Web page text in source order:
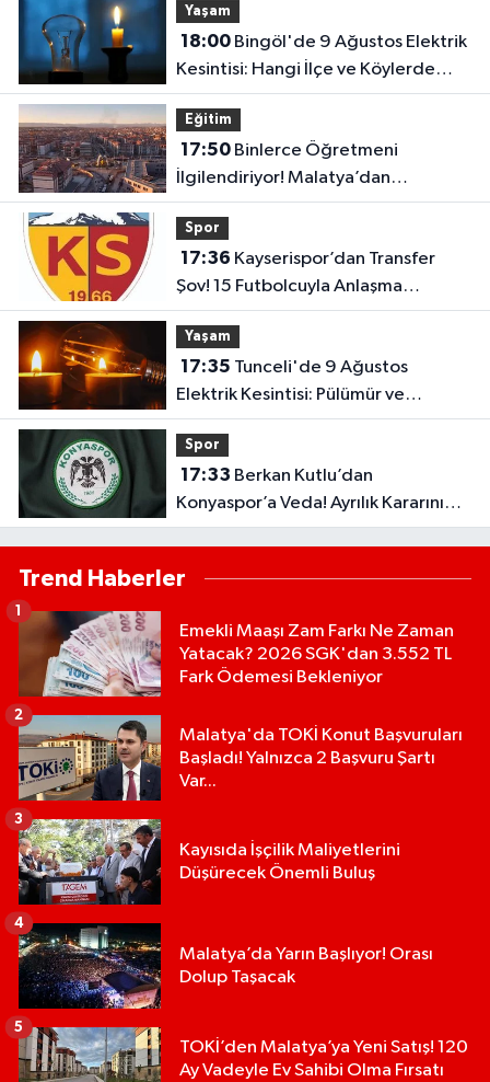
Yaşam
18:00Bingöl'de 9 Ağustos Elektrik
Kesintisi: Hangi İlçe ve Köylerde
Elektrikler Kesilecek?
Eğitim
17:50Binlerce Öğretmeni
İlgilendiriyor! Malatya’dan
Bakanlığa “İl Emri” Çağrısı
Spor
17:36
Şov! 15 Futbolcuyla Anlaşma
Sağlandı
Yaşam
17:35
Elektrik Kesintisi: Pülümür ve
Çemişgezek'te Çok Sayıda Yerleşim
Etkilenecek
Spor
17:33
Konyaspor’a Veda! Ayrılık Kararını
Duyurdu
Trend Haberler
Emekli Maaşı Zam Farkı Ne Zaman
Yatacak? 2026 SGK'dan 3.552 TL
Fark Ödemesi Bekleniyor
1
Malatya'da TOKİ Konut Başvuruları
Başladı! Yalnızca 2 Başvuru Şartı
Var...
2
Kayısıda İşçilik Maliyetlerini
Düşürecek Önemli Buluş
3
Malatya’da Yarın Başlıyor! Orası
Dolup Taşacak
4
TOKİ’den Malatya’ya Yeni Satış! 120
Ay Vadeyle Ev Sahibi Olma Fırsatı
5